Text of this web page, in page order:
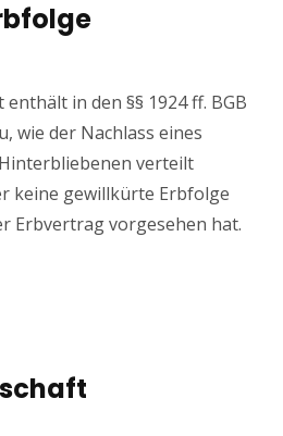
in den §§ 1924 ff. BGB
wie der Nachlass eines
verteilt
keine gewillkürte Erbfolge
Erbvertrag vorgesehen hat.